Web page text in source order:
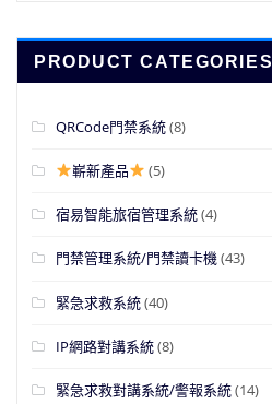
PRODUCT CATEGORIES
QRCode門禁系統(8)
嶄新產品 (5)
宿易智能旅宿管理系統(4)
門禁管理系統/門禁讀卡機(43)
緊急求救系統(40)
IP網路對講系統(8)
緊急求救對講系統/警報系統(14)